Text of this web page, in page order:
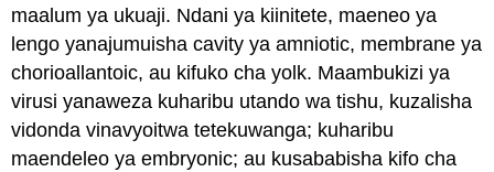
maalum ya ukuaji. Ndani ya kiinitete, maeneo ya
lengo yanajumuisha cavity ya amniotic, membrane ya
chorioallantoic, au kifuko cha yolk. Maambukizi ya
virusi yanaweza kuharibu utando wa tishu, kuzalisha
vidonda vinavyoitwa tetekuwanga; kuharibu
maendeleo ya embryonic; au kusababisha kifo cha